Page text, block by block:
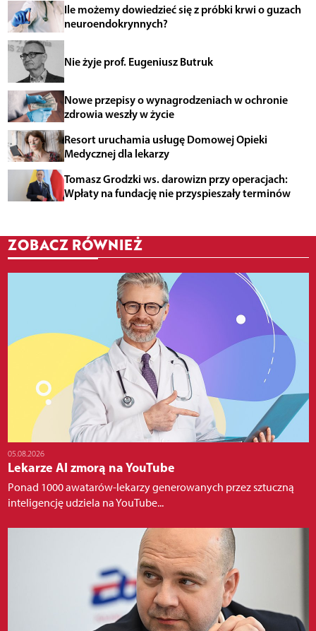
Ile możemy dowiedzieć się z próbki krwi o guzach
neuroendokrynnych?
Nie żyje prof. Eugeniusz Butruk
Nowe przepisy o wynagrodzeniach w ochronie
zdrowia weszły w życie
Resort uruchamia usługę Domowej Opieki
Medycznej dla lekarzy
Tomasz Grodzki ws. darowizn przy operacjach:
Wpłaty na fundację nie przyspieszały terminów
ZOBACZ RÓWNIEŻ
05.08.2026
Lekarze AI zmorą na YouTube
Ponad 1000 awatarów-lekarzy generowanych przez sztuczną
inteligencję udziela na YouTube...